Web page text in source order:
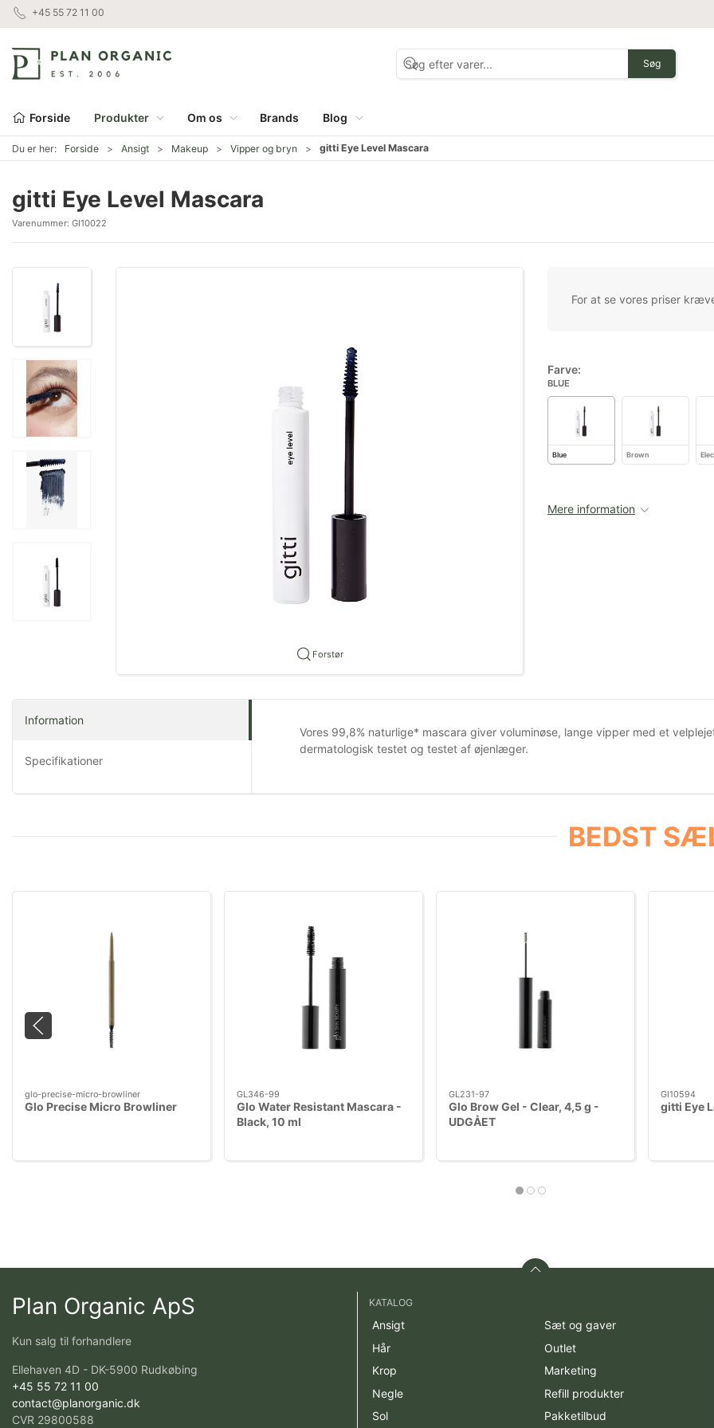
+45 55 72 11 00
Søg
Forside Produkter Om os Brands Blog
Du er her: Forside Ansigt Makeup Vipper og bryn gitti Eye Level Mascara
gitti Eye Level Mascara
Varenummer: GI10022
Forstør
For at se vores priser
Farve:
BLUE
Blue Brown
Mere information
Information
Specifikationer
Vores 99,8% naturlige* mascara giver voluminøse, lange vipper med et
dermatologisk testet og testet af øjenlæger.
BEDST
glo-precise-micro-browliner
Glo Precise Micro Browliner
GL346-99
Glo Water Resistant Mascara -
Black, 10 ml
GL231-97
Glo Brow Gel - Clear, 4,5 g -
UDGÅET
GI10594
gitti Eye
Plan Organic ApS
Kun salg til forhandlere
Ellehaven 4D - DK-5900 Rudkøbing
+45 55 72 11 00
contact@planorganic.dk
CVR 29800588
KATALOG
Ansigt
Hår
Krop
Negle
Sol
Sæt og gaver
Outlet
Marketing
Refill produkter
Pakketilbud